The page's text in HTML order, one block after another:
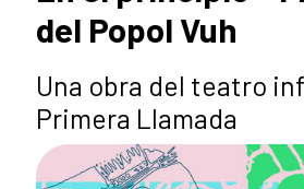
del Popol Vuh
Una obra del teatro
Primera Llamada